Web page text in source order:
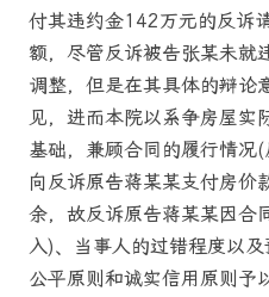
付其违约金142万元的反诉
额，尽管反诉被告张某未就
调整，但是在其具体的辩论
见，进而本院以系争房屋
基础，兼顾合同的履行情况
向反诉原告蒋某某支付房价
余，故反诉原告蒋某某因合
入)、当事人的过错程度以
公平原则和诚实信用原则予